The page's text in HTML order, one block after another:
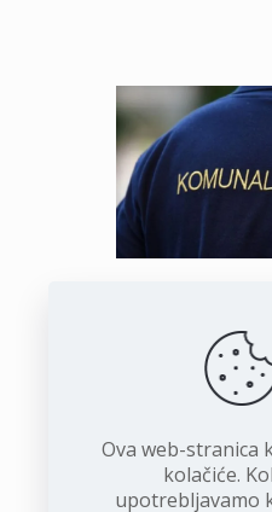
Obavijest za
Dokument
Ova web-stranica
kolačiće.
upotrebljavamo